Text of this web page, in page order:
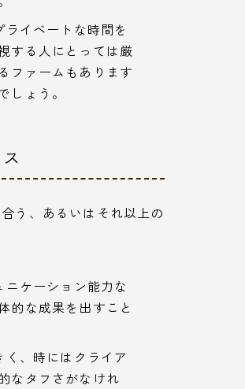
イベートな時間を
する人にとっては厳
ファームもあります
ょう。
う、あるいはそれ以上の
ケーション能力な
的な成果を出すこと
、時にはクライア
なタフさがなけれ